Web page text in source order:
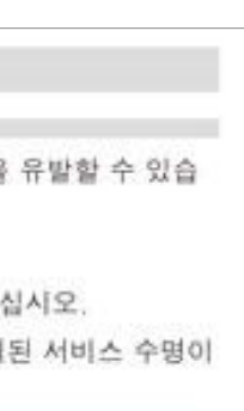
이고 결과도 물리적으로 타당한 형태
적 팁: 복소식에 조건을 대입해야 할 때는 가능하면 절댓값·실수